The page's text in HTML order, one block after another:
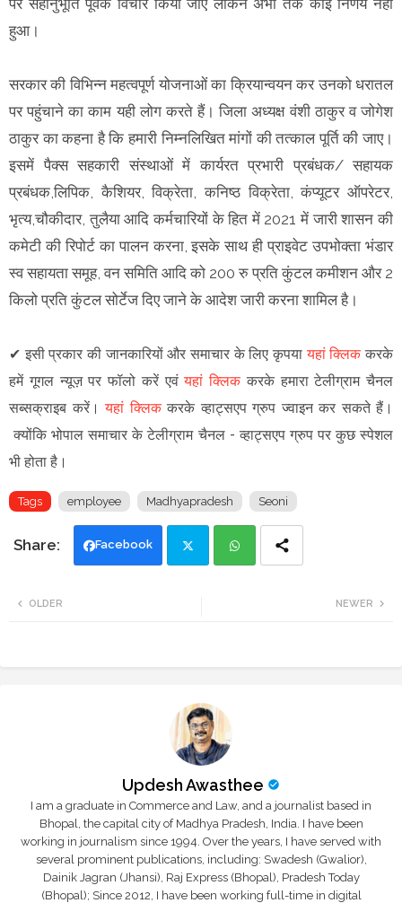
हुआ।
सरकार की विभिन्न महत्वपूर्ण योजनाओं का क्रियान्वयन कर उनको धरातल
पर पहुंचाने का काम यही लोग करते हैं। जिला अध्यक्ष वंशी ठाकुर व जोगेश
ठाकुर का कहना है कि हमारी निम्नलिखित मांगों की तत्काल पूर्ति की जाए।
इसमें पैक्स सहकारी संस्थाओं में कार्यरत प्रभारी प्रबंधक/ सहायक
प्रबंधक,लिपिक, कैशियर, विक्रेता, कनिष्ठ विक्रेता, कंप्यूटर ऑपरेटर,
भृत्य,चौकीदार, तुलैया आदि कर्मचारियों के हित में 2021 में जारी शासन की
कमेटी की रिपोर्ट का पालन करना, इसके साथ ही प्राइवेट उपभोक्ता भंडार
स्व सहायता समूह, वन समिति आदि को 200 रु प्रति कुंटल कमीशन और 2
किलो प्रति कुंटल सोर्टेज दिए जाने के आदेश जारी करना शामिल है।
✔ इसी प्रकार की जानकारियों और समाचार के लिए कृपयायहां क्लिक करके
हमें गूगल न्यूज़ पर फॉलो करें एवंयहां क्लिक करके हमारा टेलीग्राम चैनल
सब्सक्राइब करें।यहां क्लिककरके व्हाट्सएप ग्रुप ज्वाइन कर सकते हैं ।
क्योंकि भोपाल समाचार के टेलीग्राम चैनल - व्हाट्सएप ग्रुपपर कुछ स्पेशल
भी होता है।
Tags employee Madhyapradesh Seoni
Facebook
NEWER
OLDER
Updesh Awasthee
I am a graduate in Commerce and Law, and a journalist based in
Bhopal, the capital city of Madhya Pradesh, India. I have been
working in journalism since 1994. Over the years, I have served with
several prominent publications, including: Swadesh (Gwalior),
Dainik Jagran (Jhansi), Raj Express (Bhopal), Pradesh Today
(Bhopal); Since 2012, I have been working full-time in digital